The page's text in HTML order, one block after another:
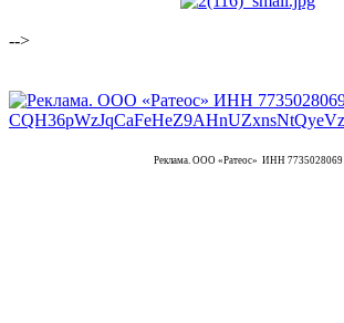
-->
Реклама. ООО «Ратеос» ИНН 7735028069